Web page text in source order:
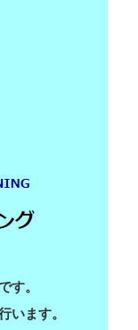
す。
います。